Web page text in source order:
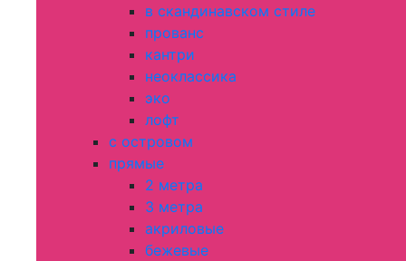
в скандинавском стиле
прованс
кантри
неоклассика
эко
лофт
с островом
прямые
2 метра
3 метра
акриловые
бежевые